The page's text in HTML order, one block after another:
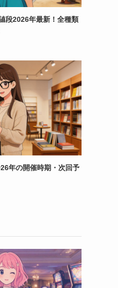
段2026年最新！全種類
年の開催時期・次回予